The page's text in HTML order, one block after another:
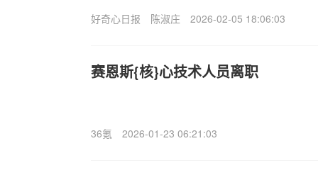
好奇心日报 陈淑庄 2026-02-05 18:06:03
赛恩斯{核}心技术人员离职
36氪 2026-01-23 06:21:03